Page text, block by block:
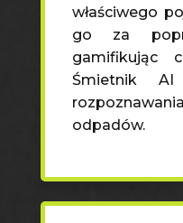
właściwego
go za
gamifikując
Śmietnik
odpadów.